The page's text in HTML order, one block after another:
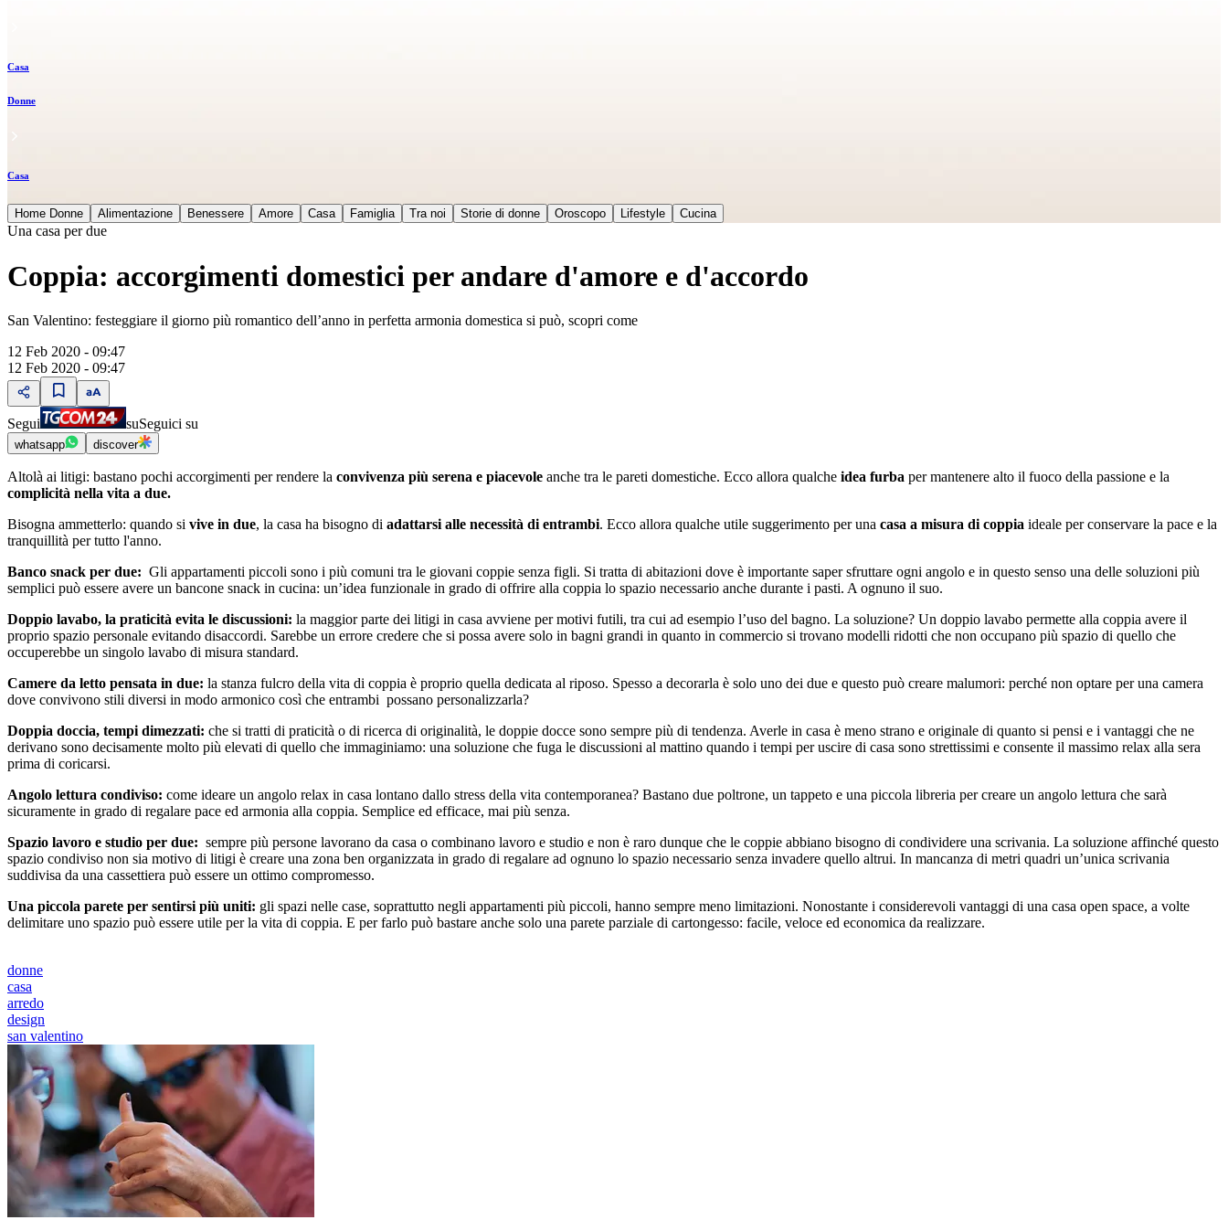
Casa
Donne
Casa
Home Donne Alimentazione Benessere Amore Casa Famiglia Tra noi Storie di donne Oroscopo Lifestyle Cucina
Una casa per due
Coppia: accorgimenti domestici per andare d'amore e d'accordo
San Valentino: festeggiare il giorno più romantico dell’anno in perfetta armonia domestica si può, scopri come
12 Feb 2020 - 09:47
12 Feb 2020 - 09:47
Segui suSeguici su
whatsapp discover
Altolà ai litigi: bastano pochi accorgimenti per rendere la convivenza più serena e piacevole anche tra le pareti domestiche. Ecco allora qualche idea furba per mantenere alto il fuoco della passione e la
complicità nella vita a due.
Bisogna ammetterlo: quando si vive in due, la casa ha bisogno di adattarsi alle necessità di entrambi. Ecco allora qualche utile suggerimento per una casa a misura di coppia ideale per conservare la pace e la
tranquillità per tutto l'anno.
Banco snack per due: Gli appartamenti piccoli sono i più comuni tra le giovani coppie senza figli. Si tratta di abitazioni dove è importante saper sfruttare ogni angolo e in questo senso una delle soluzioni più
semplici può essere avere un bancone snack in cucina: un’idea funzionale in grado di offrire alla coppia lo spazio necessario anche durante i pasti. A ognuno il suo.
Doppio lavabo, la praticità evita le discussioni: la maggior parte dei litigi in casa avviene per motivi futili, tra cui ad esempio l’uso del bagno. La soluzione? Un doppio lavabo permette alla coppia avere il
proprio spazio personale evitando disaccordi. Sarebbe un errore credere che si possa avere solo in bagni grandi in quanto in commercio si trovano modelli ridotti che non occupano più spazio di quello che
occuperebbe un singolo lavabo di misura standard.
Camere da letto pensata in due: la stanza fulcro della vita di coppia è proprio quella dedicata al riposo. Spesso a decorarla è solo uno dei due e questo può creare malumori: perché non optare per una camera
dove convivono stili diversi in modo armonico così che entrambi possano personalizzarla?
Doppia doccia, tempi dimezzati: che si tratti di praticità o di ricerca di originalità, le doppie docce sono sempre più di tendenza. Averle in casa è meno strano e originale di quanto si pensi e i vantaggi che ne
derivano sono decisamente molto più elevati di quello che immaginiamo: una soluzione che fuga le discussioni al mattino quando i tempi per uscire di casa sono strettissimi e consente il massimo relax alla sera
prima di coricarsi.
Angolo lettura condiviso: come ideare un angolo relax in casa lontano dallo stress della vita contemporanea? Bastano due poltrone, un tappeto e una piccola libreria per creare un angolo lettura che sarà
sicuramente in grado di regalare pace ed armonia alla coppia. Semplice ed efficace, mai più senza.
Spazio lavoro e studio per due: sempre più persone lavorano da casa o combinano lavoro e studio e non è raro dunque che le coppie abbiano bisogno di condividere una scrivania. La soluzione affinché questo
spazio condiviso non sia motivo di litigi è creare una zona ben organizzata in grado di regalare ad ognuno lo spazio necessario senza invadere quello altrui. In mancanza di metri quadri un’unica scrivania
suddivisa da una cassettiera può essere un ottimo compromesso.
Una piccola parete per sentirsi più uniti: gli spazi nelle case, soprattutto negli appartamenti più piccoli, hanno sempre meno limitazioni. Nonostante i considerevoli vantaggi di una casa open space, a volte
delimitare uno spazio può essere utile per la vita di coppia. E per farlo può bastare anche solo una parete parziale di cartongesso: facile, veloce ed economica da realizzare.
donne
casa
arredo
design
san valentino